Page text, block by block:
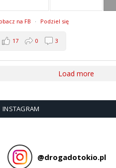
na FB · Podziel się
17 0 3
Load more
INSTAGRAM
@drogadotokio.pl